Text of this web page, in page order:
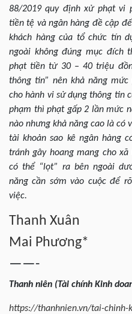
88/2019 quy định xử phạt vi
tiền tệ và ngân hàng đề cập
khách hàng của tổ chức tín
ngoài không đúng mục đích
phạt tiền từ 30 – 40 triệu
thông tin” nên khả năng
cho hành vi sử dụng thông tin
phạm thì phạt gấp 2 lần mức
nào nhưng khả năng cao là có
tài khoản sao kê ngân hàng
tránh gây hoang mang cho
có thể “lọt” ra bên ngoài
năng cần sớm vào cuộc để
việc.
Thanh Xuân
Mai Phương*
——-
Thanh niên (Tài chính Kinh
https://thanhnien.vn/tai-chinh-